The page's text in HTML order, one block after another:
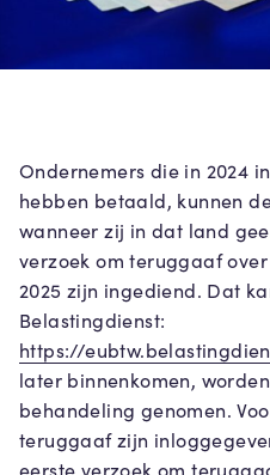
Ondernemers die in 2024
hebben betaald, kunnen
wanneer zij in dat land
verzoek om teruggaaf
2025 zijn ingediend. Dat
Belastingdienst:
https://
later binnenkomen,
behandeling genomen.
teruggaaf zijn